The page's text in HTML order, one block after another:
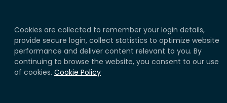
Cookies are collected to remember your login details,
provide secure login, collect statistics to optimize website
performance and deliver content relevant to you. By
continuing to browse the website, you consent to our use
of cookies. Cookie Policy